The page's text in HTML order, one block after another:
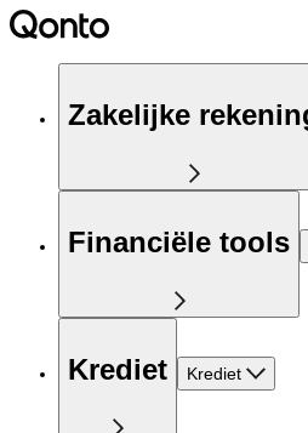
Zakelijke
Financiële tools
Krediet Krediet